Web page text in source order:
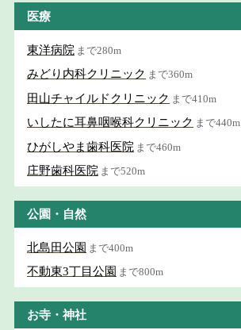
医療
東洋病院 まで280m
みどり内科クリニック まで360m
田山チャイルドクリニック まで410m
いしたに耳鼻咽喉科クリニック まで440m
ひがしやま歯科医院 まで460m
庄野歯科医院 まで520m
公園・自然
北島田公園 まで400m
不動東3丁目公園 まで800m
お寺・神社